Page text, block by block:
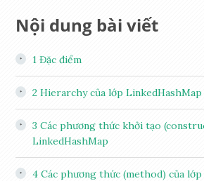
Nội dung bài viết
1 Đặc điểm
2 Hierarchy của lớp LinkedHashMap
3 Các phương thức khởi tạo
LinkedHashMap
4 Các phương thức (method) của